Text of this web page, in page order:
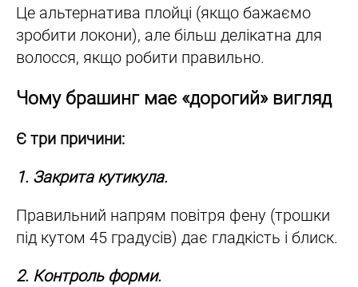
Це альтернатива плойці (якщо бажаємо
зробити локони), але більш делікатна для
волосся, якщо робити правильно.
Чому брашинг має «дорогий» вигляд
Є три причини:
1. Закрита кутикула.
Правильний напрям повітря фену (трошки
під кутом 45 градусів) дає гладкість і блиск.
2. Контроль форми.